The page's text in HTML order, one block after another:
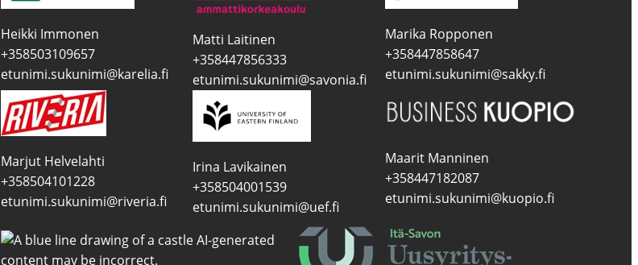
Heikki Immonen
+358503109657
etunimi.sukunimi@karelia.fi
Matti Laitinen
+358447856333
etunimi.sukunimi@savonia.fi
Marika Ropponen
+358447858647
etunimi.sukunimi@sakky.fi
Marjut Helvelahti
+358504101228
etunimi.sukunimi@riveria.fi
Irina Lavikainen
+358504001539
etunimi.sukunimi@uef.fi
Maarit Manninen
+358447182087
etunimi.sukunimi@kuopio.fi